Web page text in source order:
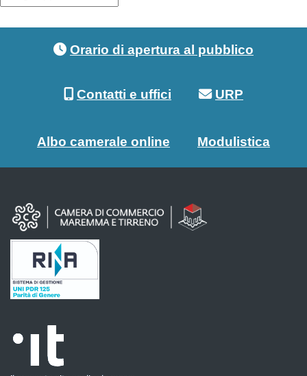
Orario di apertura al pubblico
Contatti e uffici URP
Albo camerale online Modulistica